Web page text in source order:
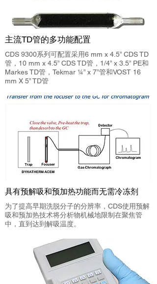
主流TD管的多功能配置
CDS 9300系列可配置采用6 mm x 4.5” CDS TD
管，10 mm x 4.5” CDS TD管，1/4” x 3.5” PE和
Markes TD管，Tekmar ¼” x 7”管和VOST 16
mm X 5” TD管
具有预解吸和预加热功能而无需冷冻剂
为了提高早期洗脱分子的分辨率，CDS使用预解
吸和预加热技术将分析物机械地限制在聚焦管
中，直到达到解吸温度。